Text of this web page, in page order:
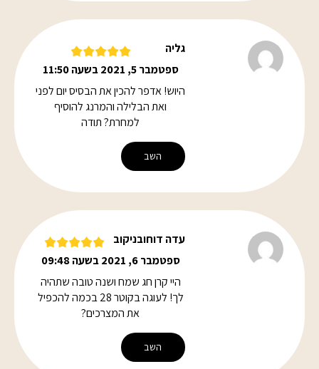
גליה
ספטמבר 5, 2021 בשעה 11:50
היוש! אדפר להכין את הבסיס יום לפני
ואת הבלילה והמרנג להוסיף
למחרת? תודה
השב
עדה דוחובניקוב
ספטמבר 6, 2021 בשעה 09:48
היי קרן חג שמח ושנה טובה שתהיה
לך! לעוגה בקוטר 28 בכמה להכפיל
את המצרכים?
השב